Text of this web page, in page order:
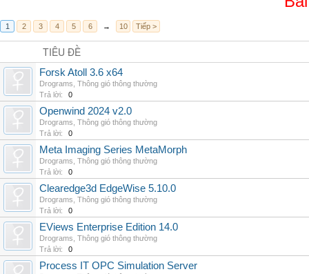
1 2 3 4 5 6 → 10 Tiếp >
TIÊU ĐỀ
Forsk Atoll 3.6 x64
Drograms Thông gió thông thường
Trả lời:
0
Openwind 2024 v2.0
Drograms Thông gió thông thường
Trả lời:
0
Meta Imaging Series MetaMorph
Drograms Thông gió thông thường
Trả lời:
0
Clearedge3d EdgeWise 5.10.0
Drograms Thông gió thông thường
Trả lời:
0
EViews Enterprise Edition 14.0
Drograms Thông gió thông thường
Trả lời:
0
Process IT OPC Simulation Server